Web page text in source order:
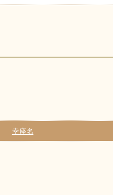
幸座名